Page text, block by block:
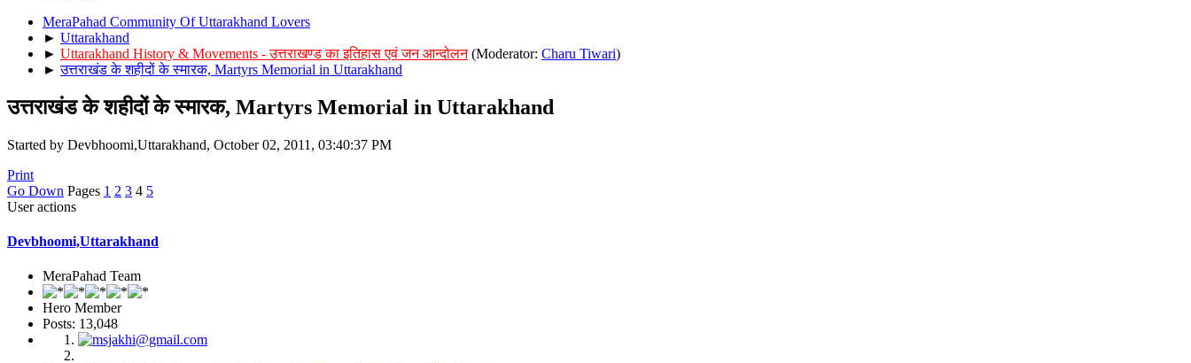
MeraPahad Community Of Uttarakhand Lovers
► Uttarakhand
► Uttarakhand History & Movements - उत्तराखण्ड का इतिहास एवं जन आन्दोलन (Moderator: Charu Tiwari)
►उत्तराखंड के शहीदों के स्मारक, Martyrs Memorial in Uttarakhand
उत्तराखंड के शहीदों के स्मारक, Martyrs Memorial in Uttarakhand
Started by Devbhoomi,Uttarakhand, October 02, 2011, 03:40:37 PM
Print
Go Down Pages 1 2 3 4 5
User actions
Devbhoomi,Uttarakhand
MeraPahad Team
Hero Member
Posts: 13,048